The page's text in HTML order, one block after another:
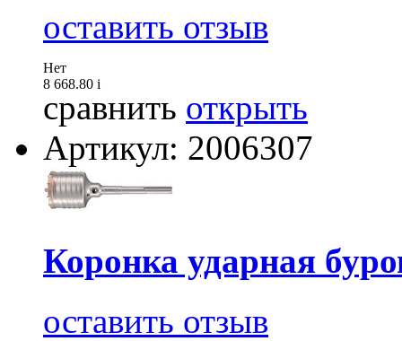
оставить отзыв
Нет
8 668.80 i
сравнить открыть
Артикул: 2006307
Коронка ударная
оставить отзыв